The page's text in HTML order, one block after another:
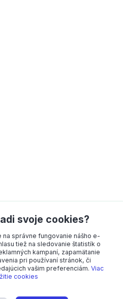
svoje cookies?
správne fungovanie nášho e-
tiež na sledovanie štatistík o
kampaní, zapamätanie
pri používaní stránok, či
vašim preferenciám. Viac
cookies